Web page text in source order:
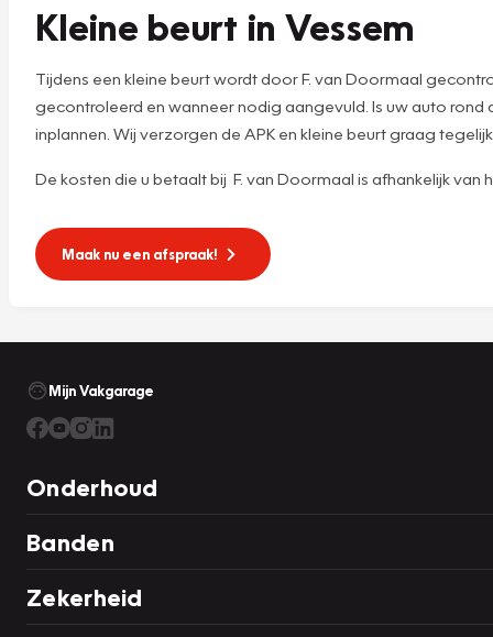
Kleine beurt in Vessem
Tijdens een kleine beurt wordt door F. van Doormaal
gecontroleerd en wanneer nodig aangevuld. Is uw auto
inplannen. Wij verzorgen de APK en kleine beurt graag
De kosten die u betaalt bij F. van Doormaal is afhankelijk
Maak nu een afspraak!
Mijn Vakgarage
Onderhoud
Banden
Zekerheid